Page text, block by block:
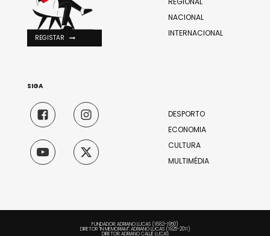
NACIONAL
INTERNACIONAL
DESPORTO
ECONOMIA
CULTURA
MULTIMÉDIA
REGISTAR
SIGA
FUNDADOR: ADRIANO LUCAS (1883-1950)
DIRETOR "IN MEMORIAM": ADRIANO LUCAS (1925-2011)
DIRETOR: ADRIANO CALLÉ LUCAS